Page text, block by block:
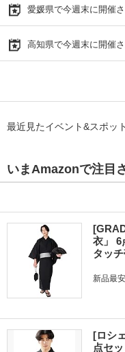
愛媛県で今週末に開催
高知県で今週末に開催
最近見たイベント&スポッ
いまAmazonで注目
衣」 6
タッ
新品最
[ロシ
点セ